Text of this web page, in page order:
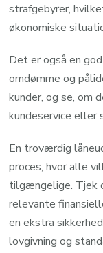
strafgebyrer,
økonomiske
Det er også en
omdømme og
kunder, og se, om
kundeservice eller
En troværdig
proces, hvor alle
tilgængelige. Tjek
relevante
en ekstra
lovgivning og